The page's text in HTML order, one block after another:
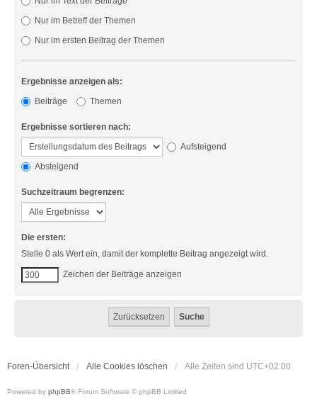
Nur im Betreff der Themen
Nur im ersten Beitrag der Themen
Ergebnisse anzeigen als:
Beiträge
Themen
Ergebnisse sortieren nach:
Aufsteigend
Absteigend
Suchzeitraum begrenzen:
Die ersten:
Stelle 0 als Wert ein, damit der komplette Beitrag angezeigt wird.
Zeichen der Beiträge anzeigen
Foren-Übersicht Alle Cookies löschen Alle Zeiten sind UTC+02:00
Powered by phpBB® Forum Software © phpBB Limited